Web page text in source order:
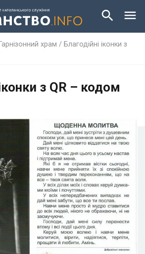
Гарнізонний храм / Благодійні іконки з
з QR – кодом